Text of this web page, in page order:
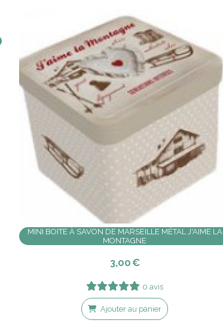
MINI BOITE À SAVON DE MARSEILLE MÉTAL J'AIME LA
MONTAGNE
3,00 €
0 avis
Ajouter au panier